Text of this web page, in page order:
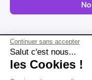
Continuer sans accepter
Salut c'est nous...
les Cookies !